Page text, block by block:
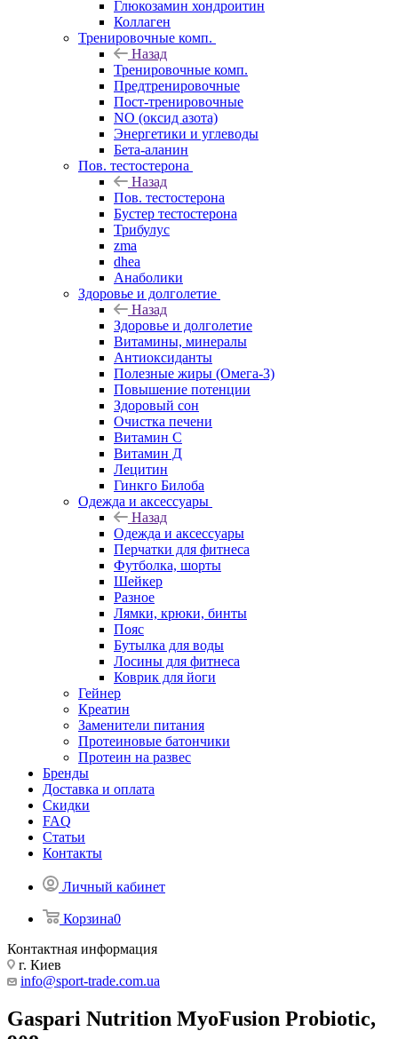
Глюкозамин хондроитин
Коллаген
Тренировочные комп.
Назад
Тренировочные комп.
Предтренировочные
Пост-тренировочные
NO (оксид азота)
Энергетики и углеводы
Бета-аланин
Пов. тестостерона
Назад
Пов. тестостерона
Бустер тестостерона
Трибулус
zma
dhea
Анаболики
Здоровье и долголетие
Назад
Здоровье и долголетие
Витамины, минералы
Антиоксиданты
Полезные жиры (Омега-3)
Повышение потенции
Здоровый сон
Очистка печени
Витамин С
Витамин Д
Лецитин
Гинкго Билоба
Одежда и аксессуары
Назад
Одежда и аксессуары
Перчатки для фитнеса
Футболка, шорты
Шейкер
Разное
Лямки, крюки, бинты
Пояс
Бутылка для воды
Лосины для фитнеса
Коврик для йоги
Гейнер
Креатин
Заменители питания
Протеиновые батончики
Протеин на развес
Бренды
Доставка и оплата
Скидки
FAQ
Статьи
Контакты
Личный кабинет
Корзина0
Контактная информация
г. Киев
info@sport-trade.com.ua
Gaspari Nutrition MyoFusion Probiotic,